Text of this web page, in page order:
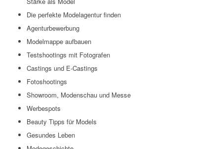
Die perfekte Modelagentur finden
Agenturbewerbung
Modelmappe aufbauen
Testshootings mit Fotografen
Castings und E-Castings
Fotoshootings
Showroom, Modenschau und Messe
Werbespots
Beauty Tipps für Models
Gesundes Leben